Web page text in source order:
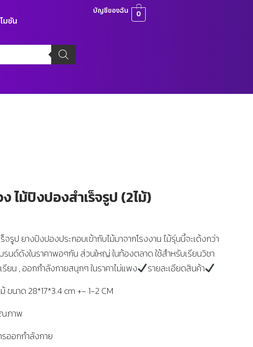
มชัน
บัญชีของฉัน 0
ไม้ปิงปองสำเร็จรูป (2ไม้)
จรูป ยางปิงปองประกอบเข้ากับไม้มาจากโรงงาน ไม้รุ่นนี้จะเด้งกว่า
รนด์ดังในราคาพอๆกัน ส่วนใหญ่ ในท้องตลาด ใช้สำหรับเรียนวิชา
รียน , ออกกำลังกายสนุกๆ ในราคาไม่แพง
รายละเอียดสินค้า
ขนาด 28*17*3.4 cm +- 1-2 CM
ภาพ
รออกกำลังกาย